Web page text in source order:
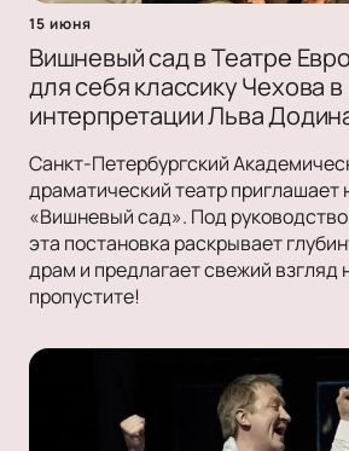
15 июня
Вишневый сад в Театре
для себя классику Чехова в
интерпретации Льва
Санкт-Петербургский
драматический театр приглашает
«Вишневый сад». Под
эта постановка раскрывает
драм и предлагает свежий взгляд
пропустите!